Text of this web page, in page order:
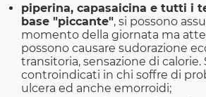
piperina, capasaicina e tutti i
base "piccante", si possono
momento della giornata ma
possono causare sudorazione
transitoria, sensazione di calorie.
controindicati in chi soffre di
ulcera ed anche emorroidi;